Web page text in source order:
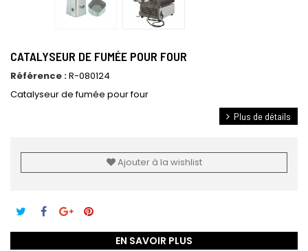
CATALYSEUR DE FUMÉE POUR FOUR
Référence :R-080124
Catalyseur de fumée pour four
Plus de détails
Ajouter à la wishlist
EN SAVOIR PLUS